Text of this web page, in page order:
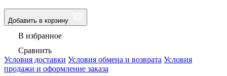
Добавить в корзину
В избранное
Сравнить
Условия доставки Условия обмена и возврата Условия
продажи и оформление заказа